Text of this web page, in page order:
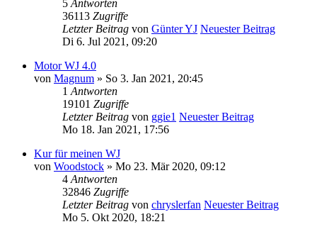
5 Antworten
36113 Zugriffe
Letzter Beitrag von Günter YJ Neuester Beitrag
Di 6. Jul 2021, 09:20
Motor WJ 4.0
von Magnum » So 3. Jan 2021, 20:45
1 Antworten
19101 Zugriffe
Letzter Beitrag von ggie1 Neuester Beitrag
Mo 18. Jan 2021, 17:56
Kur für meinen WJ
von Woodstock » Mo 23. Mär 2020, 09:12
4 Antworten
32846 Zugriffe
Letzter Beitrag von chryslerfan Neuester Beitrag
Mo 5. Okt 2020, 18:21